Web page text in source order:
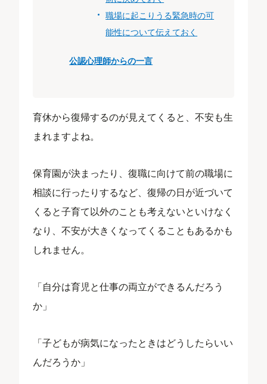
職場に起こりうる緊急時の可
能性について伝えておく
公認心理師からの一言
育休から復帰するのが見えてくると、不安も生
まれますよね。
保育園が決まったり、復職に向けて前の職場に
相談に行ったりするなど、復帰の日が近づいて
くると子育て以外のことも考えないといけなく
なり、不安が大きくなってくることもあるかも
しれません。
「自分は育児と仕事の両立ができるんだろう
か」
「子どもが病気になったときはどうしたらいい
んだろうか」